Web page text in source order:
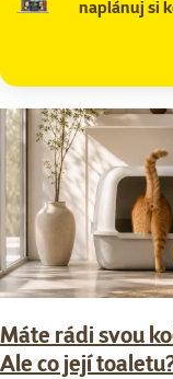
naplánuj si
Máte rádi svou
Ale co její